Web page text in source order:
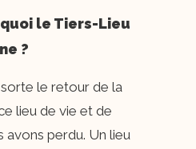
quoi le Tiers-Lieu
?
sorte le retour de la
lieu de vie et de
avons perdu. Un lieu